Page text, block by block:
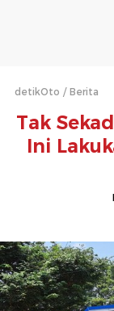
detikOto Berita
Tak
Ini